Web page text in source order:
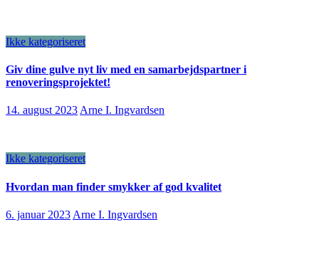
Ikke kategoriseret
Giv dine gulve nyt liv med en samarbejdspartner i
renoveringsprojektet!
14. august 2023Arne I. Ingvardsen
Ikke kategoriseret
Hvordan man finder smykker af god kvalitet
6. januar 2023 Arne I. Ingvardsen